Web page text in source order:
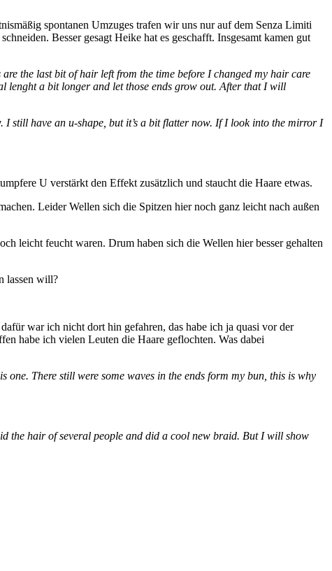
spontanen Umzuges trafen wir uns nur auf dem Senza Limiti
Besser gesagt Heike hat es geschafft. Insgesamt kamen gut
the last bit of hair left from the time before I changed my hair care
lenght a bit longer and let those ends grow out. After that I will
still have an u-shape, but it’s a bit flatter now. If I look into the mirror I
U verstärkt den Effekt zusätzlich und staucht die Haare etwas.
Leider Wellen sich die Spitzen hier noch ganz leicht nach außen
leicht feucht waren. Drum haben sich die Wellen hier besser gehalten
lassen will?
war ich nicht dort hin gefahren, das habe ich ja quasi vor der
habe ich vielen Leuten die Haare geflochten. Was dabei
one. There still were some waves in the ends form my bun, this is why
the hair of several people and did a cool new braid. But I will show